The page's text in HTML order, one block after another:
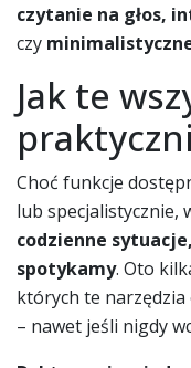
czytanie na głos,
czy
Jak te
Choć funkcje
lub specjalistycznie,
codzienne
spotykamy. Oto
których te
– nawet jeśli nigdy